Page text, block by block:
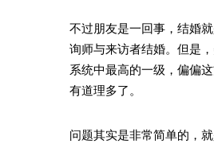
不过朋友是一回事，结婚
询师与来访者结婚。但是
系统中最高的一级，偏偏
有道理多了。
问题其实是非常简单的，